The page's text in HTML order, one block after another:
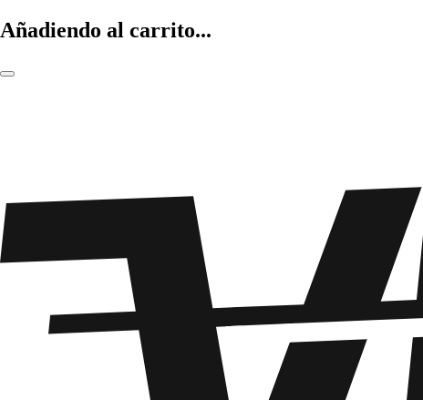
Añadiendo al carrito...